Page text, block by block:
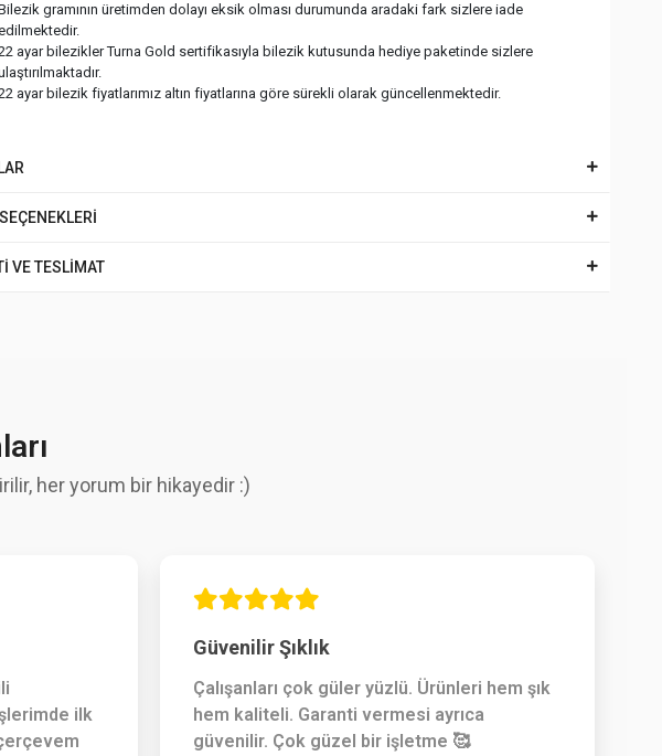
gramının üretimden dolayı eksik olması durumunda aradaki fark sizlere iade
ayar bilezikler Turna Gold sertifikasıyla bilezik kutusunda hediye paketinde sizlere
ayar bilezik fiyatlarımız altın fiyatlarına göre sürekli olarak güncellenmektedir.
VE TESLİMAT
her yorum bir hikayedir :)
ilk
Güvenilir Şıklık
Çalışanları çok güler yüzlü. Ürünleri hem şık
hem kaliteli. Garanti vermesi ayrıca
güvenilir. Çok güzel bir işletme 🥰